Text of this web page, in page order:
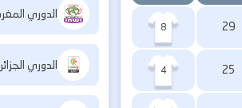
29
8
25
4
الدوري
الدوري